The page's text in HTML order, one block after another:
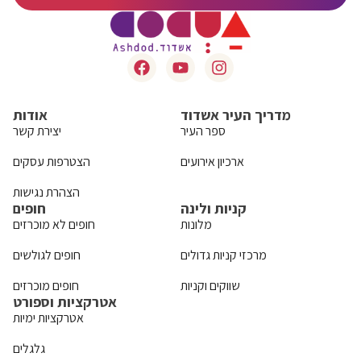
אודות
יצירת קשר
הצטרפות עסקים
הצהרת נגישות
מדריך העיר אשדוד
ספר העיר
ארכיון אירועים
חופים
חופים לא מוכרזים
חופים לגולשים
חופים מוכרזים
קניות ולינה
מלונות
מרכזי קניות גדולים
שווקים וקניות
אטרקציות וספורט
אטרקציות ימיות
גלגלים